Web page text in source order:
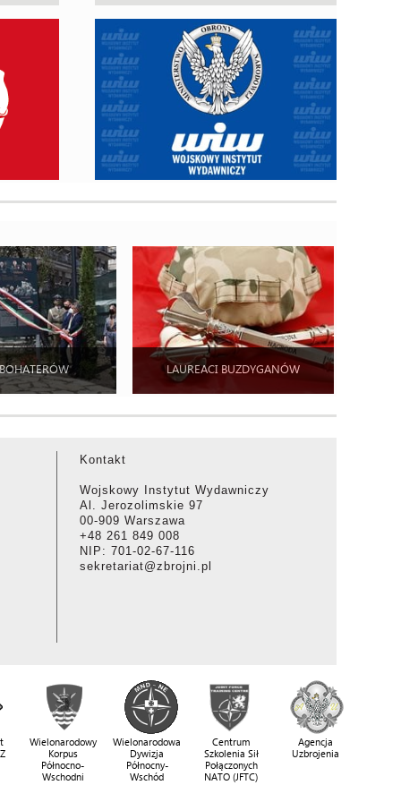
LAUREACI BUZDYGANÓW
Kontakt
Wojskowy Instytut Wydawniczy
Al. Jerozolimskie 97
00-909 Warszawa
+48 261 849 008
NIP: 701-02-67-116
sekretariat@zbrojni.pl
Wielonarodowy
Korpus
Północno-
Wschodni
Wielonarodowa
Dywizja
Północny-
Wschód
Centrum
Szkolenia Sił
Połączonych
NATO (JFTC)
Agencja
Uzbrojenia